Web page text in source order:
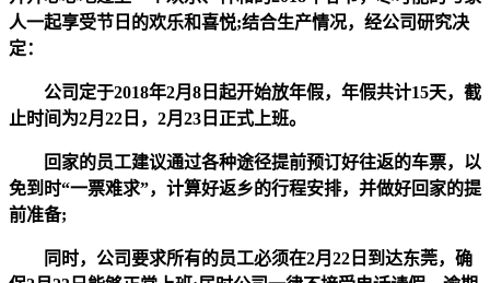
人一起享受节日的欢乐和喜悦;结合生产情况，经公司研究决
定：
公司定于2018年2月8日起开始放年假，年假共计15天，截
止时间为2月22日，2月23日正式上班。
回家的员工建议通过各种途径提前预订好往返的车票，以
免到时“一票难求”，计算好返乡的行程安排，并做好回家的提
前准备;
同时，公司要求所有的员工必须在2月22日到达东莞，确